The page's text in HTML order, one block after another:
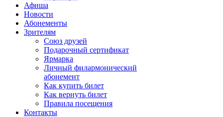
Афиша
Новости
Абонементы
Зрителям
Союз друзей
Подарочный сертификат
Ярмарка
Личный филармонический
абонемент
Как купить билет
Как вернуть билет
Правила посещения
Контакты